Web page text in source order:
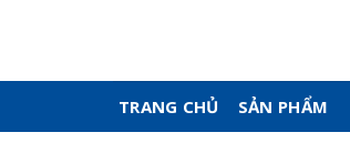
content
TRANG CHỦ SẢN PHẨM